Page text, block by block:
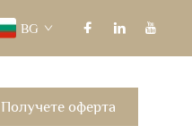
BG
Получете оферта